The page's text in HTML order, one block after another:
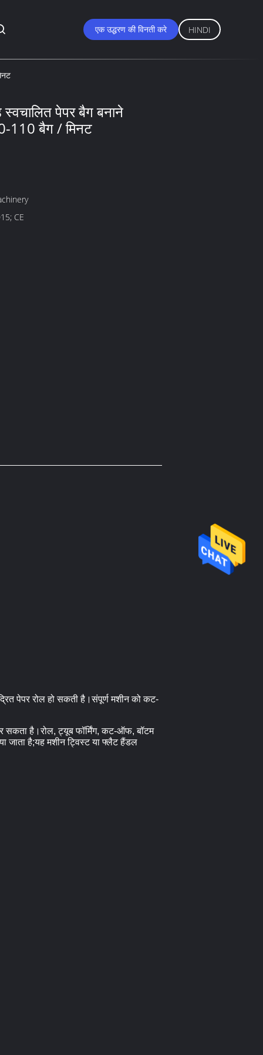
एक उद्धरण की विनती करे HINDI
पेपर बैग बनाने
110 बैग / मिनट
CE
पेपर रोल हो सकती है।संपूर्ण मशीन को कट-
सकता है।रोल, ट्यूब फॉर्मिंग, कट-ऑफ, बॉटम
जाता है;यह मशीन ट्विस्ट या फ्लैट हैंडल